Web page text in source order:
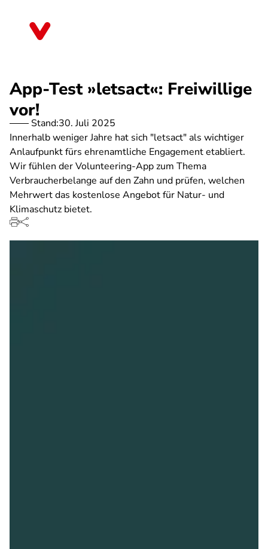
App-Test »letsact«: Freiwillige
vor!
Stand:30. Juli 2025
Innerhalb weniger Jahre hat sich "letsact" als wichtiger
Anlaufpunkt fürs ehrenamtliche Engagement etabliert.
Wir fühlen der Volunteering-App zum Thema
Verbraucherbelange auf den Zahn und prüfen, welchen
Mehrwert das kostenlose Angebot für Natur- und
Klimaschutz bietet.